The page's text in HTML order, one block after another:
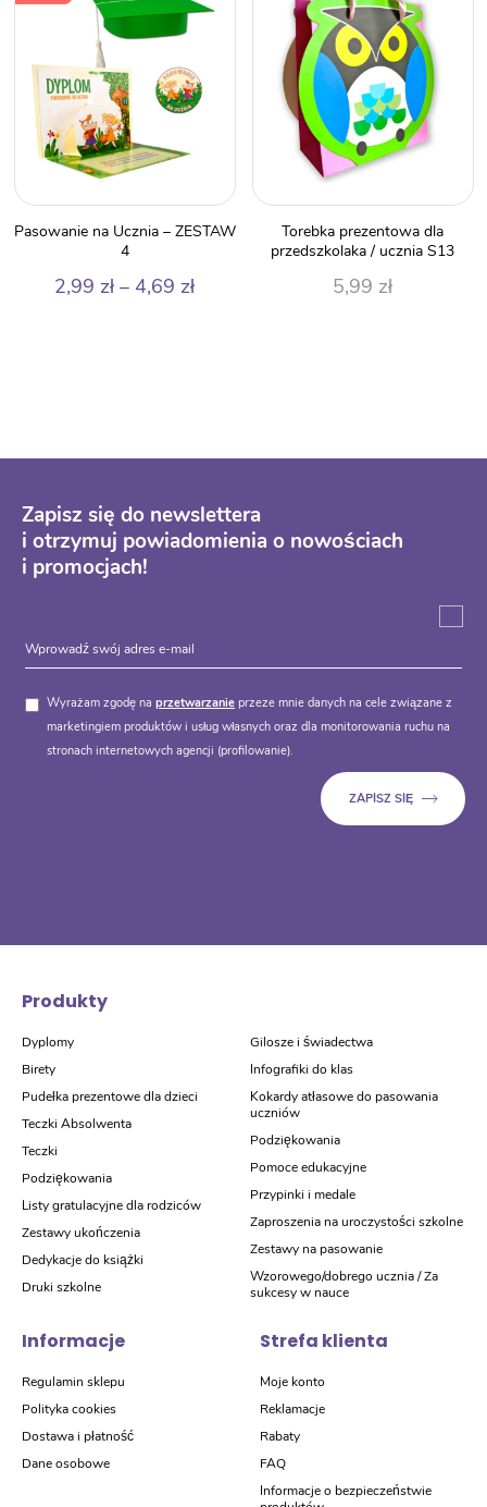
Pasowanie na Ucznia – ZESTAW
4
2,99 zł – 4,69 złZakres
Torebka prezentowa dla
przedszkolaka / ucznia S13
5,99 zł
Zapisz się do newslettera
i otrzymuj powiadomienia o nowościach
i promocjach!
Wyrażam zgodę na przetwarzanie przeze mnie danych na cele związane z
marketingiem produktów i usług własnych oraz dla monitorowania ruchu na
stronach internetowych agencji (profilowanie).
Produkty
Dyplomy
Birety
Pudełka prezentowe dla dzieci
Teczki Absolwenta
Teczki
Podziękowania
Listy gratulacyjne dla rodziców
Zestawy ukończenia
Dedykacje do książki
Druki szkolne
Gilosze i świadectwa
Infografiki do klas
Kokardy atłasowe do pasowania
uczniów
Podziękowania
Pomoce edukacyjne
Przypinki i medale
Zaproszenia na uroczystości szkolne
Zestawy na pasowanie
Wzorowego/dobrego ucznia / Za
sukcesy w nauce
Informacje
Regulamin sklepu
Polityka cookies
Dostawa i płatność
Dane osobowe
Strefa klienta
Moje konto
Reklamacje
Rabaty
FAQ
Informacje o bezpieczeństwie